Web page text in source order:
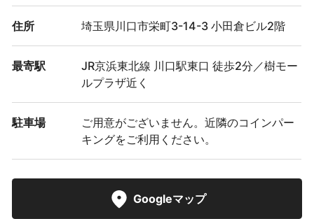
住所 埼玉県川口市栄町3-14-3 小田倉ビル2階
最寄駅
JR京浜東北線 川口駅東口 徒歩2分／樹モー
ルプラザ近く
駐車場
ご用意がございません。近隣のコインパー
キングをご利用ください。
Googleマップ